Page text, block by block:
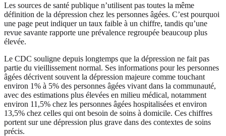
Les sources de santé publique n’utilisent pas toutes la même
définition de la dépression chez les personnes âgées. C’est pourquoi
une page peut indiquer un taux faible à un chiffre, tandis qu’une
revue savante rapporte une prévalence regroupée beaucoup plus
élevée.
Le CDC souligne depuis longtemps que la dépression ne fait pas
partie du vieillissement normal. Ses informations pour les personnes
âgées décrivent souvent la dépression majeure comme touchant
environ 1% à 5% des personnes âgées vivant dans la communauté,
avec des estimations plus élevées en milieu médical, notamment
environ 11,5% chez les personnes âgées hospitalisées et environ
13,5% chez celles qui ont besoin de soins à domicile. Ces chiffres
portent sur une dépression plus grave dans des contextes de soins
précis.